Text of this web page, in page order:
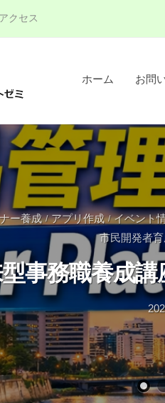
アクセス
ホーム お問
ー養成 / アプリ作成 / イベント
市民開発者
事務職養成